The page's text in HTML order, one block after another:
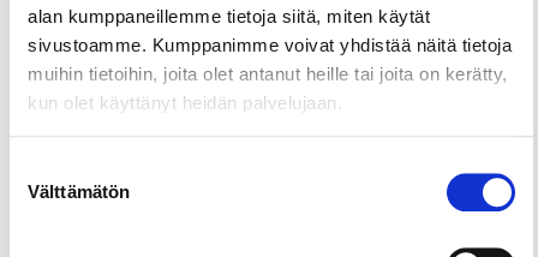
alan kumppaneillemme tietoja siitä, miten käytät
sivustoamme. Kumppanimme voivat yhdistää näitä tietoja
muihin tietoihin, joita olet antanut heille tai joita on kerätty,
kun olet käyttänyt heidän palvelujaan.
valinta
Välttämätön
along lakeshores. Along the way, you’ll hear
fascinating stories about Laipanmaa’s history and
discover hidden gems of the wilderness.
If the weather allows, we’ll stop at a shelter to light
snacks, and do some light body care exercises.